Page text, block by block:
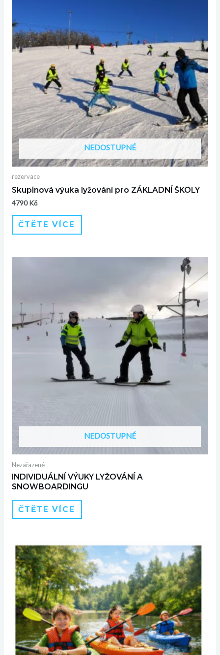
NEDOSTUPNÉ
rezervace
Skupinová výuka lyžování pro ZÁKLADNÍ ŠKOLY
4790Kč
ČTĚTE VÍCE
NEDOSTUPNÉ
Nezařazené
INDIVIDUÁLNÍ VÝUKY LYŽOVÁNÍ A
SNOWBOARDINGU
ČTĚTE VÍCE